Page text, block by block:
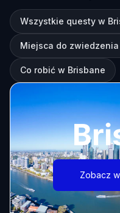
Wszystkie questy w
Miejsca do
Co robić w Brisbane
Zobacz